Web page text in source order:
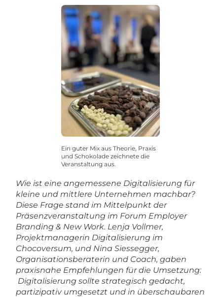
Ein guter Mix aus Theorie, Praxis
und Schokolade zeichnete die
Veranstaltung aus.
Wie ist eine angemessene Digitalisierung für
kleine und mittlere Unternehmen machbar?
Diese Frage stand im Mittelpunkt der
Präsenzveranstaltung im Forum Employer
Branding & New Work. Lenja Vollmer,
Projektmanagerin Digitalisierung im
Chocoversum, und Nina Siessegger,
Organisationsberaterin und Coach, gaben
praxisnahe Empfehlungen für die Umsetzung:
Digitalisierung sollte strategisch gedacht,
partizipativ umgesetzt und in überschaubaren